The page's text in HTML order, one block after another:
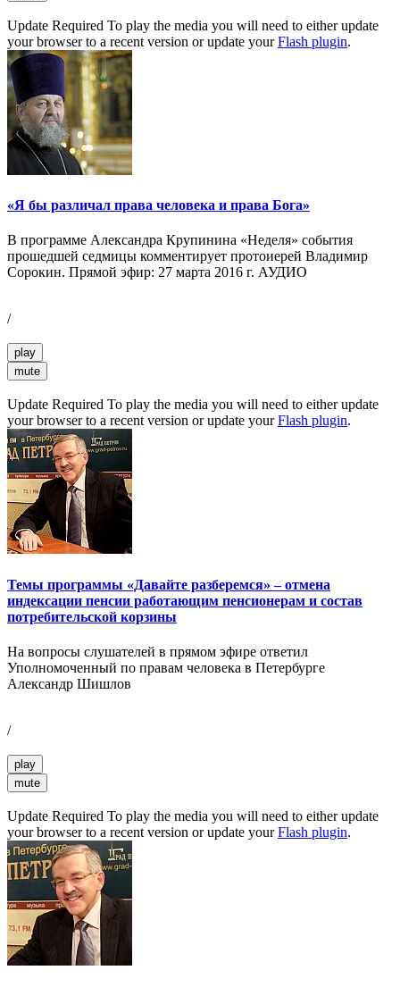
Update Required To play the media you will need to either update
your browser to a recent version or update yourFlash plugin.
«Я бы различал права человека и права Бога»
В программе Александра Крупинина «Неделя» события
прошедшей седмицы комментирует протоиерей Владимир
Сорокин. Прямой эфир: 27 марта 2016 г. АУДИО
/
play
mute
Update Required To play the media you will need to either update
your browser to a recent version or update yourFlash plugin.
Темы программы «Давайте разберемся» – отмена
индексации пенсии работающим пенсионерам и состав
потребительской корзины
На вопросы слушателей в прямом эфире ответил
Уполномоченный по правам человека в Петербурге
Александр Шишлов
/
play
mute
Update Required To play the media you will need to either update
your browser to a recent version or update yourFlash plugin.